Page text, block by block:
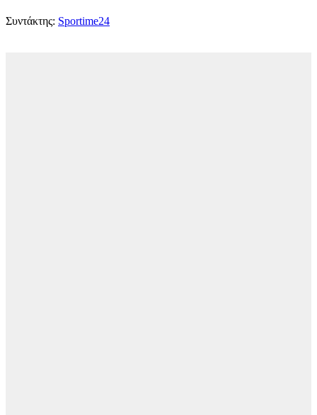
Συντάκτης: Sportime24